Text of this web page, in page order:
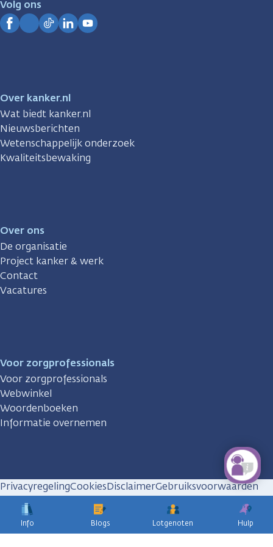
Info Blogs Lotgenoten Hulp
Volg ons
Over kanker.nl
Wat biedt kanker.nl
Nieuwsberichten
Wetenschappelijk onderzoek
Kwaliteitsbewaking
Over ons
De organisatie
Project kanker & werk
Contact
Vacatures
Voor zorgprofessionals
Voor zorgprofessionals
Webwinkel
Woordenboeken
Informatie overnemen
PrivacyregelingCookiesDisclaimerGebruiksvoorwaarden
Huisregels